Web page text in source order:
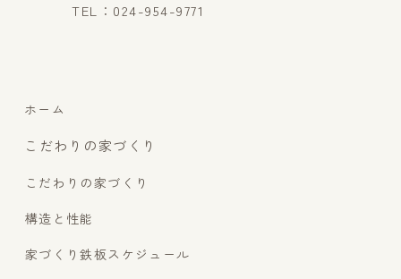
TEL：024-954-9771
ホーム
こだわりの家づくり
こだわりの家づくり
構造と性能
家づくり鉄板スケジュール